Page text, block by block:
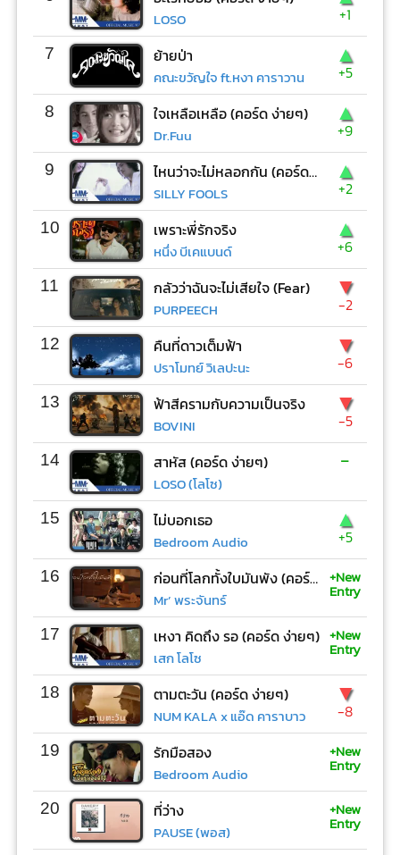
LOSO +1
7 ย้ายป่า
คณะขวัญใจ ft.หงา คาราวาน
▲
+5
8 ใจเหลือเหลือ (คอร์ด ง่ายๆ)
Dr.Fuu
▲
+9
9 ไหนว่าจะไม่หลอกกัน (คอร์ด ง่ายๆ)
SILLY FOOLS
▲
+2
10 เพราะพี่รักจริง
หนึ่ง บีเคแบนด์
▲
+6
11 กลัวว่าฉันจะไม่เสียใจ (Fear)
PURPEECH
▼
-2
12 คืนที่ดาวเต็มฟ้า
ปราโมทย์ วิเลปะนะ
▼
-6
13 ฟ้าสีครามกับความเป็นจริง
BOVINI
▼
-5
14 สาหัส (คอร์ด ง่ายๆ)
LOSO (โลโซ)
-
15 ไม่บอกเธอ
Bedroom Audio
▲
+5
16 ก่อนที่โลกทั้งใบมันพัง (คอร์ด ง่ายๆ)
Mr’ พระจันทร์
+New
Entry
17 เหงา คิดถึง รอ (คอร์ด ง่ายๆ)
เสก โลโซ
+New
Entry
18 ตามตะวัน (คอร์ด ง่ายๆ)
NUM KALA x แอ๊ด คาราบาว
▼
-8
19 รักมือสอง
Bedroom Audio
+New
Entry
20 ที่ว่าง
PAUSE (พอส)
+New
Entry